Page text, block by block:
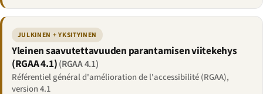
JULKINEN + YKSITYINEN
Yleinen saavutettavuuden parantamisen viitekehys
(RGAA 4.1)(RGAA 4.1)
Référentiel général d'amélioration de l'accessibilité (RGAA),
version 4.1